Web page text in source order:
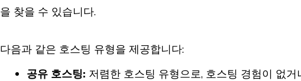
을 찾을 수 있습니다.
다음과 같은 호스팅 유형을 제공합니다:
공유 호스팅: 저렴한 호스팅 유형으로, 호스팅 경험이 없